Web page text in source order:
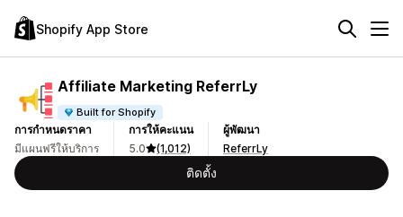
Shopify App Store
Affiliate Marketing ReferrLy
Built for Shopify
การกำหนดราคา
มีแผนฟรีให้บริการ
การให้คะแนน
5.0
(1,012)
ผู้พัฒนา
ReferrLy
ติดตั้ง